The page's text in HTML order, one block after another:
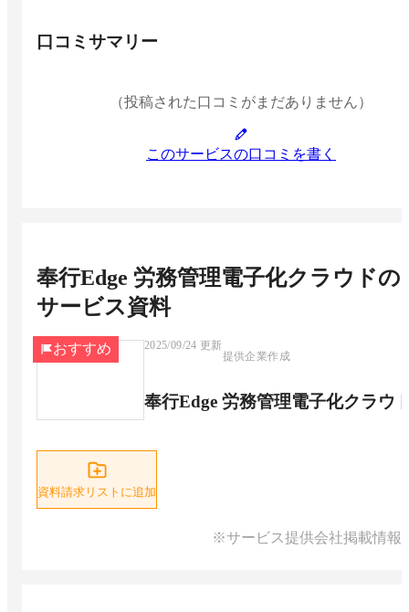
口コミサマリー
（投稿された口コミがまだありません）
このサービスの口コミを書く
奉行Edge 労務管理電子化クラウドの
サービス資料
おすすめ 2025/09/24 更新
提供企業作成
奉行Edge 労務管理電子化クラウ
資料請求リストに追加
※サービス提供会社掲載情報